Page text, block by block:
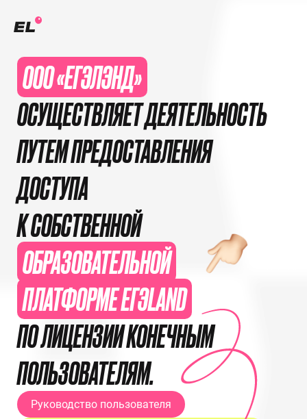
ООО «ЕГЭЛЭНД»
ОСУЩЕСТВЛЯЕТ ДЕЯТЕЛЬНОСТЬ
ПУТЕМ ПРЕДОСТАВЛЕНИЯ
ДОСТУПА
К СОБСТВЕННОЙ
ОБРАЗОВАТЕЛЬНОЙ
ПЛАТФОРМЕ ЕГЭLAND
ПО ЛИЦЕНЗИИ КОНЕЧНЫМ
ПОЛЬЗОВАТЕЛЯМ.
Руководство пользователя